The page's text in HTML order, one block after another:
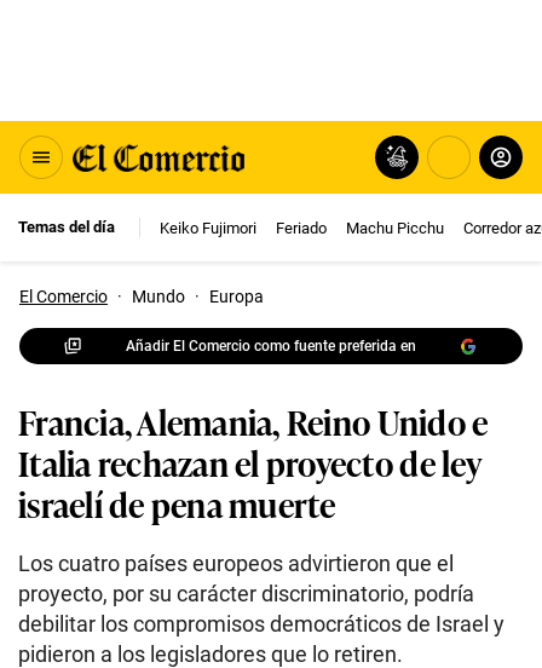
Temas del día Keiko Fujimori Feriado Machu Picchu Corredor
El Comercio · Mundo · Europa
Añadir El Comercio como fuente preferida en
Francia, Alemania, Reino Unido e
Italia rechazan el proyecto de ley
israelí de pena muerte
Los cuatro países europeos advirtieron que el
proyecto, por su carácter discriminatorio, podría
debilitar los compromisos democráticos de Israel y
pidieron a los legisladores que lo retiren.